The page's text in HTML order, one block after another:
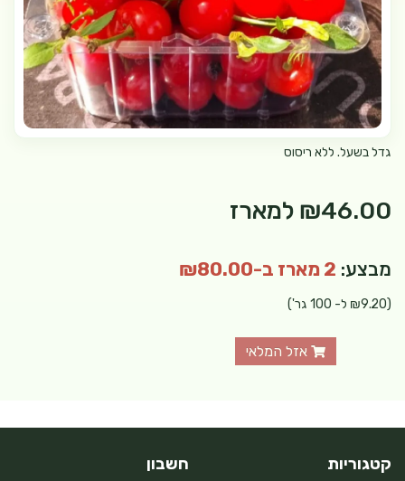
גדל בשעל. ללא ריסוס
₪46.00 למארז
מבצע: 2 מארז ב-₪80.00
(₪9.20 ל- 100 גר')
אזל המלאי
קטגוריות חשבון